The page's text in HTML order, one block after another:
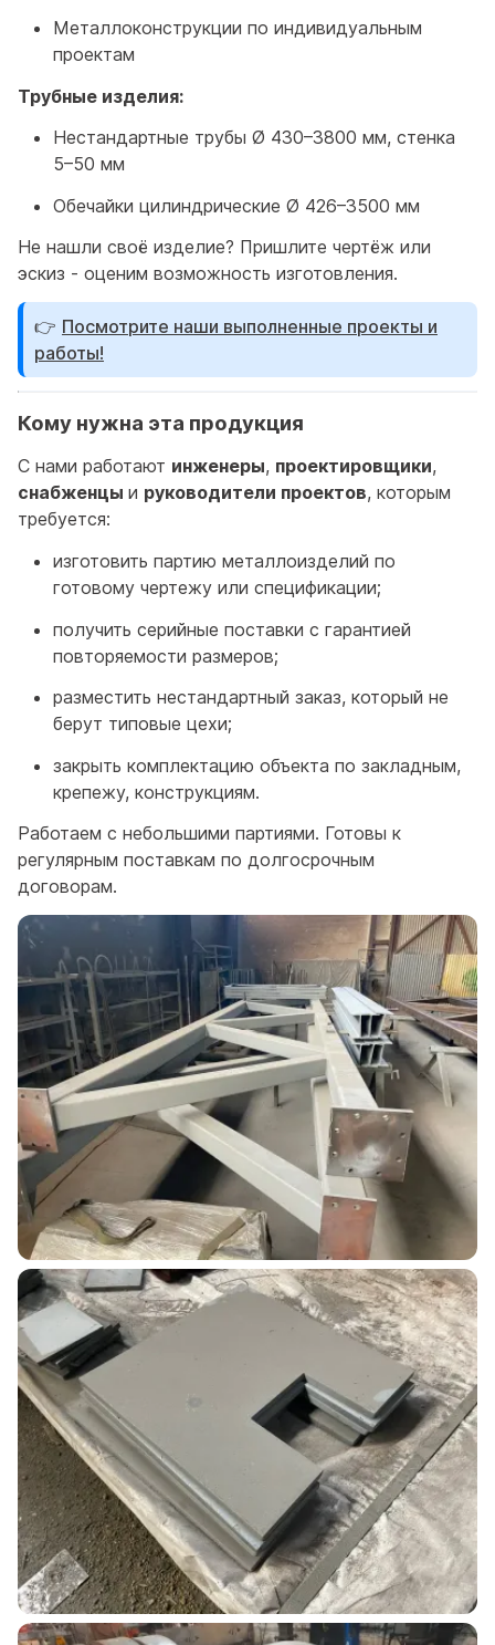
Металлоконструкции по индивидуальным
проектам
Трубные изделия:
Нестандартные трубы Ø 430–3800 мм, стенка
5–50 мм
Обечайки цилиндрические Ø 426–3500 мм
Не нашли своё изделие? Пришлите чертёж или
эскиз - оценим возможность изготовления.
👉 Посмотрите наши выполненные проекты и
работы!
Кому нужна эта продукция
С нами работают инженеры, проектировщики,
снабженцы и руководители проектов, которым
требуется:
изготовить партию металлоизделий по
готовому чертежу или спецификации;
получить серийные поставки с гарантией
повторяемости размеров;
разместить нестандартный заказ, который не
берут типовые цехи;
закрыть комплектацию объекта по закладным,
крепежу, конструкциям.
Работаем с небольшими партиями. Готовы к
регулярным поставкам по долгосрочным
договорам.